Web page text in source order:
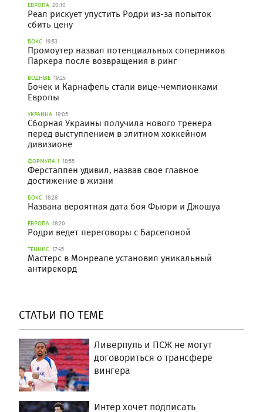
ЕВРОПА 20:10
Реал рискует упустить Родри из-за попыток
сбить цену
БОКС 19:53
Промоутер назвал потенциальных соперников
Паркера после возвращения в ринг
ВОДНЫЕ 19:25
Бочек и Карнафель стали вице-чемпионками
Европы
УКРАИНА 19:05
Сборная Украины получила нового тренера
перед выступлением в элитном хоккейном
дивизионе
ФОРМУЛА 1 18:55
Ферстаппен удивил, назвав свое главное
достижение в жизни
БОКС 18:28
Названа вероятная дата боя Фьюри и Джошуа
ЕВРОПА 18:20
Родри ведет переговоры с Барселоной
ТЕННИС 17:45
Мастерс в Монреале установил уникальный
антирекорд
СТАТЬИ ПО ТЕМЕ
Ливерпуль и ПСЖ не могут
договориться о трансфере
вингера
Интер хочет подписать